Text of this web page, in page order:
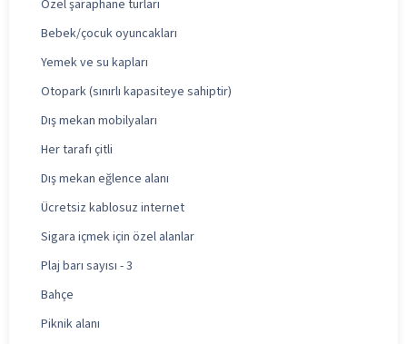
Özel şaraphane turları
Bebek/çocuk oyuncakları
Yemek ve su kapları
Otopark (sınırlı kapasiteye sahiptir)
Dış mekan mobilyaları
Her tarafı çitli
Dış mekan eğlence alanı
Ücretsiz kablosuz internet
Sigara içmek için özel alanlar
Plaj barı sayısı - 3
Bahçe
Piknik alanı